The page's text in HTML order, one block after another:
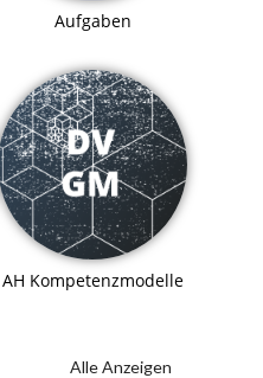
Aufgaben
AH Kompetenzmodelle
Alle Anzeigen